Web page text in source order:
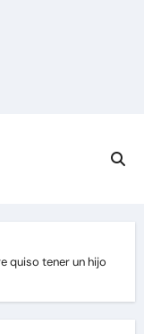
quiso tener un hijo